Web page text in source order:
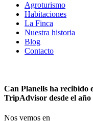
Agroturismo
Habitaciones
La Finca
Nuestra historia
Blog
Contacto
Can Planells ha recibido
TripAdvisor desde el año
Nos vemos en